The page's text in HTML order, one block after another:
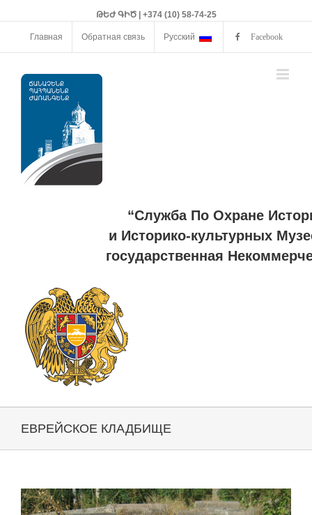
ԹԵԺ ԳԻԾ | +374 (10) 58-74-25
Главная Обратная связь Русский Facebook
“Служба По Охране
и Историко-культурных
государственная
ЕВРЕЙСКОЕ КЛАДБИЩЕ
View
Larger